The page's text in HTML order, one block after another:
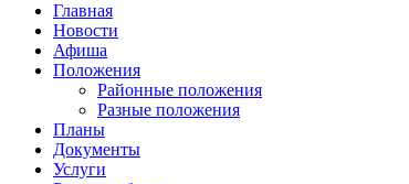
Главная
Новости
Афиша
Положения
Районные положения
Разные положения
Планы
Документы
Услуги